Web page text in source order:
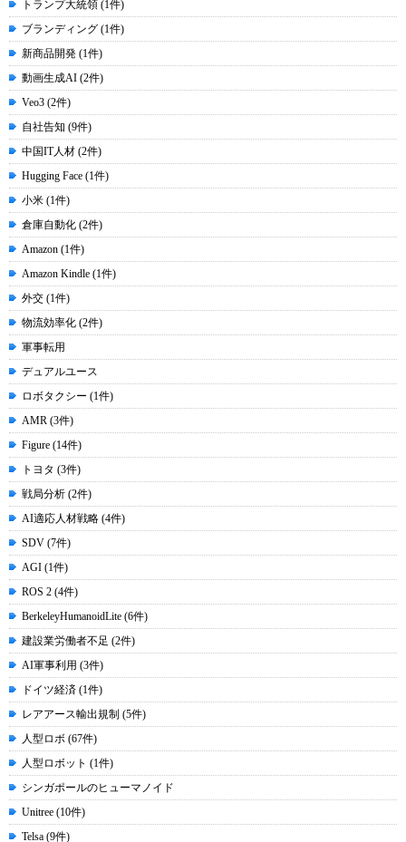
トランプ大統領 (1件)
ブランディング (1件)
新商品開発 (1件)
動画生成AI (2件)
Veo3 (2件)
自社告知 (9件)
中国IT人材 (2件)
Hugging Face (1件)
小米 (1件)
倉庫自動化 (2件)
Amazon (1件)
Amazon Kindle (1件)
外交 (1件)
物流効率化 (2件)
軍事転用
デュアルユース
ロボタクシー (1件)
AMR (3件)
Figure (14件)
トヨタ (3件)
戦局分析 (2件)
AI適応人材戦略 (4件)
SDV (7件)
AGI (1件)
ROS 2 (4件)
BerkeleyHumanoidLite (6件)
建設業労働者不足 (2件)
AI軍事利用 (3件)
ドイツ経済 (1件)
レアアース輸出規制 (5件)
人型ロボ (67件)
人型ロボット (1件)
シンガポールのヒューマノイド
Unitree (10件)
Telsa (9件)